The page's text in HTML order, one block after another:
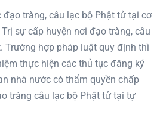
đạo tràng, câu lạc bộ Phật tử tại cơ
sự cấp huyện nơi đạo tràng, câu
Trường hợp pháp luật quy định thì
thực hiện các thủ tục đăng ký
nhà nước có thẩm quyền chấp
tràng câu lạc bộ Phật tử tại tự